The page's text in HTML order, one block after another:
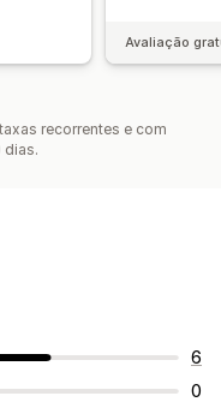
Avaliação
recorrentes e com
dias.
6
0